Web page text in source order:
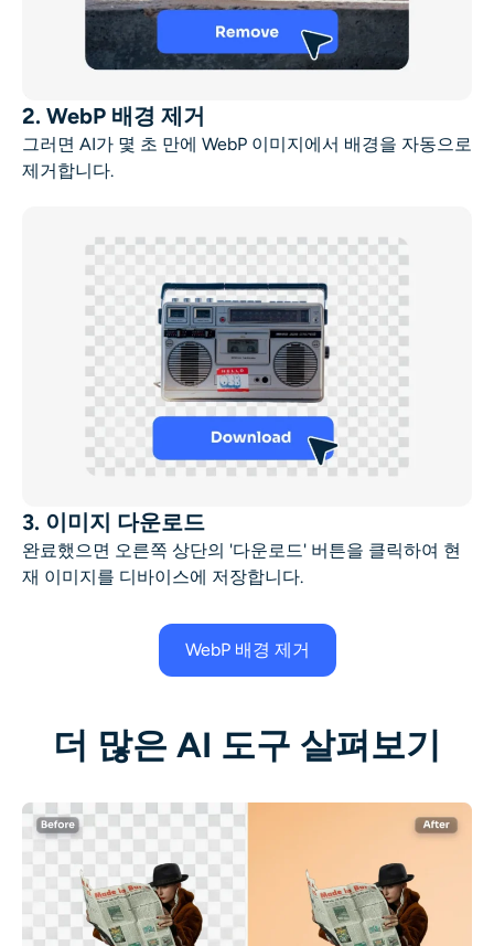
2. WebP 배경 제거
그러면 AI가 몇 초 만에 WebP 이미지에서 배경을 자동으로
제거합니다.
3. 이미지 다운로드
완료했으면 오른쪽 상단의 '다운로드' 버튼을 클릭하여 현
재 이미지를 디바이스에 저장합니다.
WebP 배경 제거
더 많은 AI 도구 살펴보기